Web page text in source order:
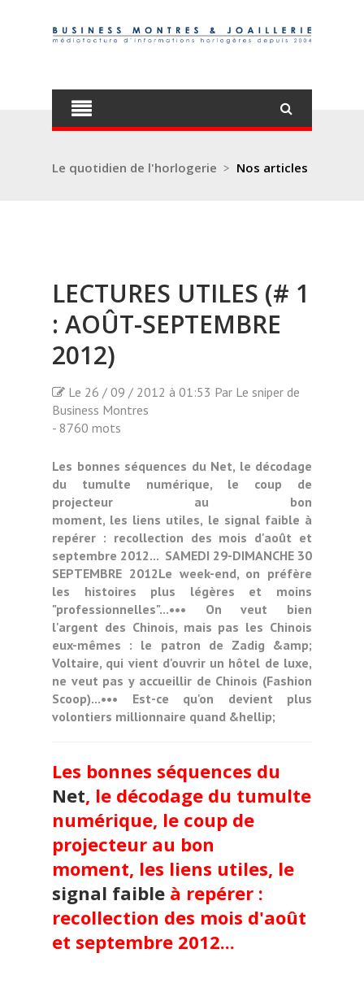
Le quotidien de l'horlogerie > Nos articles
LECTURES UTILES (# 1
: AOÛT-SEPTEMBRE
2012)
Le 26 / 09 / 2012 à 01:53 Par Le sniper de
Business Montres
- 8760 mots
Les bonnes séquences du Net, le décodage
du tumulte numérique, le coup de
projecteur au bon
moment, les liens utiles, le signal faible à
repérer : recollection des mois d'août et
septembre 2012... SAMEDI 29-DIMANCHE 30
SEPTEMBRE 2012Le week-end, on préfère
les histoires plus légères et moins
"professionnelles"...••• On veut bien
l'argent des Chinois, mais pas les Chinois
eux-mêmes : le patron de Zadig &amp;
Voltaire, qui vient d'ouvrir un hôtel de luxe,
ne veut pas y accueillir de Chinois (Fashion
Scoop)...••• Est-ce qu'on devient plus
volontiers millionnaire quand &hellip;
Les bonnes séquences du
Net, le décodage du tumulte
numérique, le coup de
projecteur au bon
moment, les liens utiles, le
signal faible à repérer :
recollection des mois d'août
et septembre 2012...